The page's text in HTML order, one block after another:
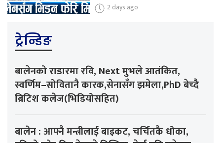
2 days ago
ट्रेन्डिङ
बालेनको राडारमा रवि, Next मुभले आतंकित,
स्वर्णिम–सोवितानै कारक,सेनासँग झमेला,PhD बेच्दै
ब्रिटिश कलेज(भिडियोसहित)
बालेन : आफ्नै मन्त्रीलाई बाइकट, चर्चितकै धोका,